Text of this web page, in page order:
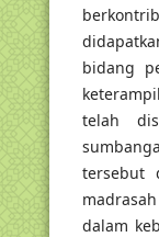
bidang
telah
tersebut
dalam